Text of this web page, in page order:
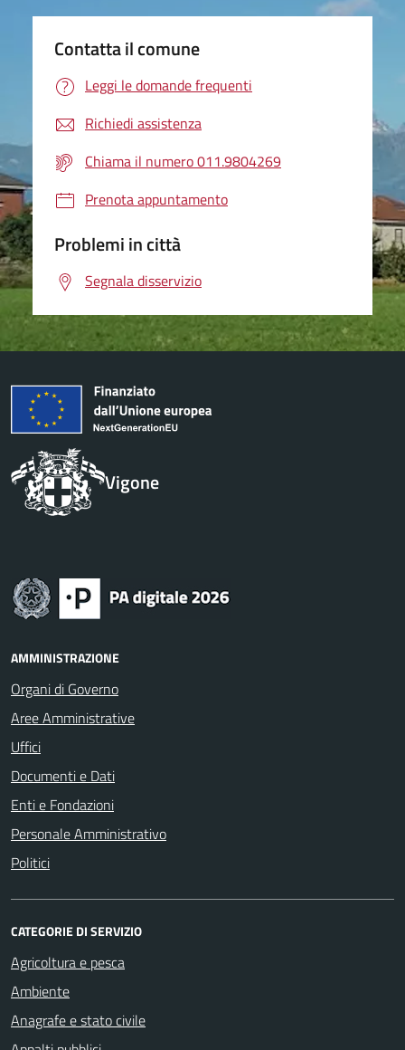
Contatta il comune
Leggi le domande frequenti
Richiedi assistenza
Chiama il numero 011.9804269
Prenota appuntamento
Problemi in città
Segnala disservizio
Vigone
AMMINISTRAZIONE
Organi di Governo
Aree Amministrative
Uffici
Documenti e Dati
Enti e Fondazioni
Personale Amministrativo
Politici
CATEGORIE DI SERVIZIO
Agricoltura e pesca
Ambiente
Anagrafe e stato civile